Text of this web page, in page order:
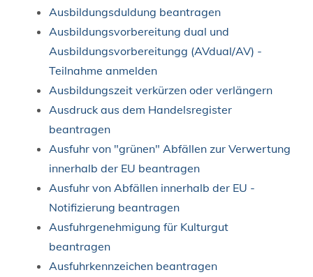
Ausbildungsduldung beantragen
Ausbildungsvorbereitung dual und
Ausbildungsvorbereitungg (AVdual/AV) -
Teilnahme anmelden
Ausbildungszeit verkürzen oder verlängern
Ausdruck aus dem Handelsregister
beantragen
Ausfuhr von "grünen" Abfällen zur Verwertung
innerhalb der EU beantragen
Ausfuhr von Abfällen innerhalb der EU -
Notifizierung beantragen
Ausfuhrgenehmigung für Kulturgut
beantragen
Ausfuhrkennzeichen beantragen